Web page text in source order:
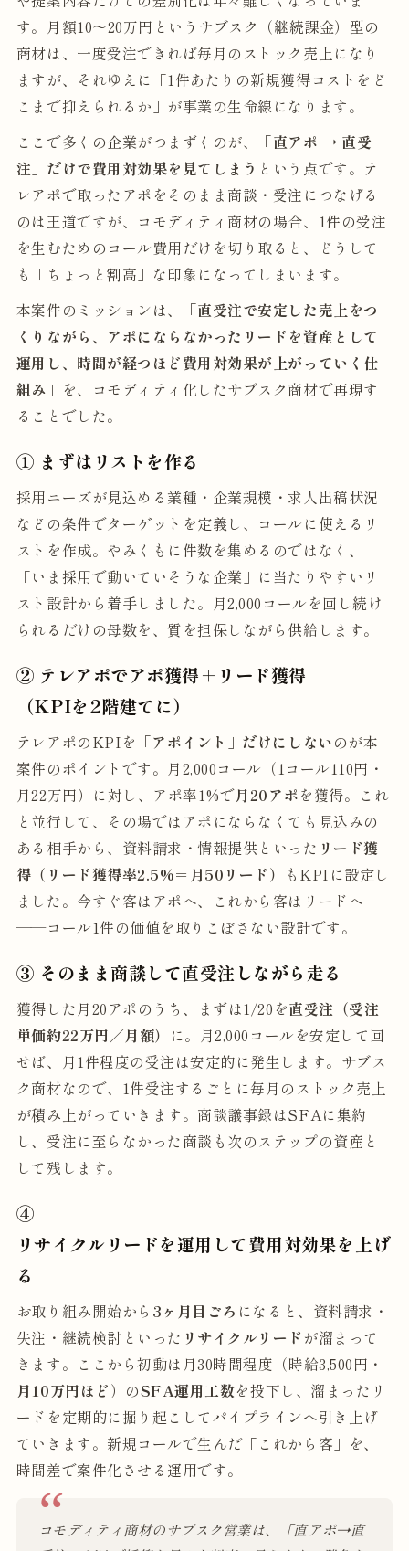
す。月額10〜20万円というサブスク（継続課金）型の
商材は、一度受注できれば毎月のストック売上になり
ますが、それゆえに「1件あたりの新規獲得コストをど
こまで抑えられるか」が事業の生命線になります。
ここで多くの企業がつまずくのが、
「直アポ → 直受
注」だけで費用対効果を見てしまう という点です。テ
レアポで取ったアポをそのまま商談・受注につなげる
のは王道ですが、コモディティ商材の場合、1件の受注
を生むためのコール費用だけを切り取ると、どうして
も「ちょっと割高」な印象になってしまいます。
本案件のミッションは、
「直受注で安定した売上をつ
くりながら、アポにならなかったリードを資産として
運用し、時間が経つほど費用対効果が上がっていく仕
組み」 を、コモディティ化したサブスク商材で再現す
ることでした。
① まずはリストを作る
採用ニーズが見込める業種・企業規模・求人出稿状況
などの条件でターゲットを定義し、コールに使えるリ
ストを作成。やみくもに件数を集めるのではなく、
「いま採用で動いていそうな企業」に当たりやすいリ
スト設計から着手しました。月2,000コールを回し続け
られるだけの母数を、質を担保しながら供給します。
② テレアポでアポ獲得＋リード獲得
（KPIを2階建てに）
テレアポのKPIを 「アポイント」だけにしないのが本
案件のポイントです。月2,000コール（1コール110円・
月22万円）に対し、アポ率1%で月20アポを獲得。これ
と並行して、その場ではアポにならなくても見込みの
ある相手から、資料請求・情報提供といった リード獲
得（リード獲得率2.5%＝月50リード）
もKPIに設定し
ました。今すぐ客はアポへ、これから客はリードへ
——コール1件の価値を取りこぼさない設計です。
③ そのまま商談して直受注しながら走る
獲得した月20アポのうち、まずは1/20を直受注（受注
単価約22万円／月額） に。月2,000コールを安定して回
せば、月1件程度の受注は安定的に発生します。サブス
ク商材なので、1件受注するごとに毎月のストック売上
が積み上がっていきます。商談議事録はSFAに集約
し、受注に至らなかった商談も次のステップの資産と
して残します。
④
リサイクルリードを運用して費用対効果を上げ
る
お取り組み開始から 3ヶ月目ごろ になると、資料請求・
失注・継続検討といった リサイクルリード が溜まって
きます。ここから初動は月30時間程度（時給3,500円・
月10万円ほど）のSFA運用工数を投下し、溜まったリ
ードを定期的に掘り起こしてパイプラインへ引き上げ
ていきます。新規コールで生んだ「これから客」を、
時間差で案件化させる運用です。
コモディティ商材のサブスク営業は、「直アポ→直